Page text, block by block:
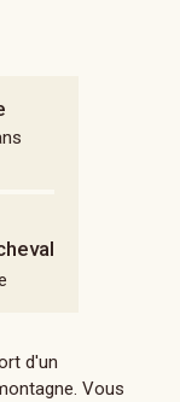
d'un
Vous